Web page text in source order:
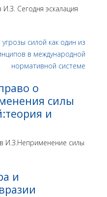
Сегодня эскалация
о
силы
и
И.З.Неприменение силы
и